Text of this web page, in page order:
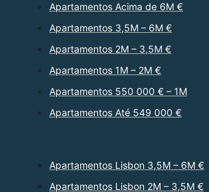
Apartamentos Acima de 6M €
Apartamentos 3,5M – 6M €
Apartamentos 2M – 3,5M €
Apartamentos 1M – 2M €
Apartamentos 550 000 € – 1M
Apartamentos Até 549 000 €
Apartamentos Lisbon 3,5M – 6M €
Apartamentos Lisbon 2M – 3,5M €